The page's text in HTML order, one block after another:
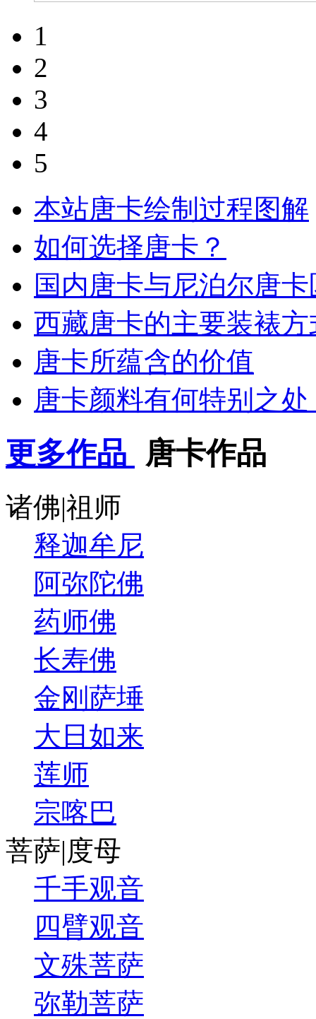
1
2
3
4
5
本站唐卡绘制过程图解
如何选择唐卡？
国内唐卡与尼泊尔唐
西藏唐卡的主要装裱方
唐卡所蕴含的价值
唐卡颜料有何特别之处
更多作品 唐卡作品
诸佛|祖师
释迦牟尼
阿弥陀佛
药师佛
长寿佛
金刚萨埵
大日如来
莲师
宗喀巴
菩萨|度母
千手观音
四臂观音
文殊菩萨
弥勒菩萨